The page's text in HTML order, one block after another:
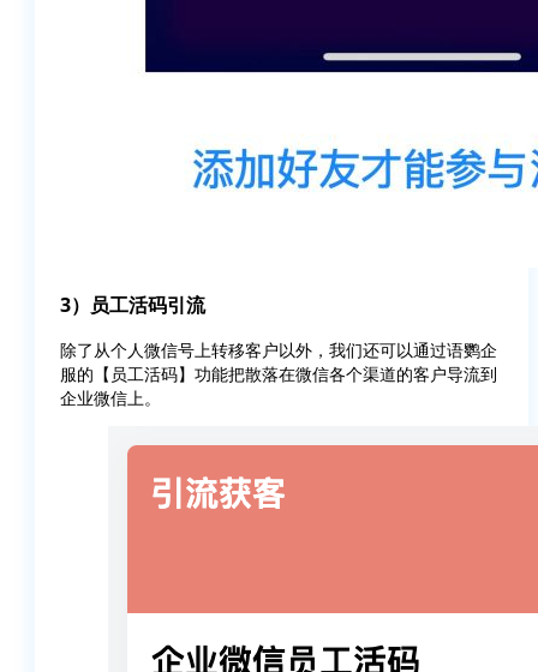
3）员工活码引流
除了从个人微信号上转移客户以外，我们还可以通过语鹦企
服的【员工活码】功能把散落在微信各个渠道的客户导流到
企业微信上。